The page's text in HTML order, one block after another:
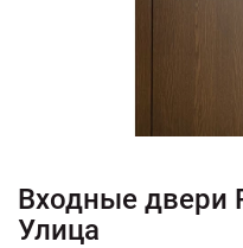
+380
Входные двери
Улица